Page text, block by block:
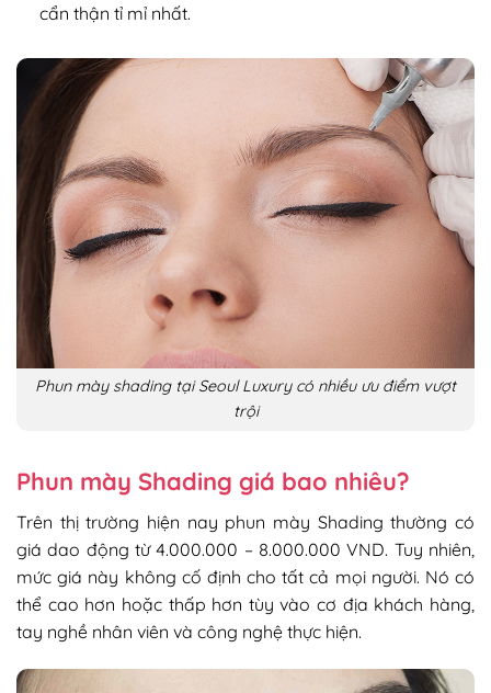
cẩn thận tỉ mỉ nhất.
Phun mày shading tại Seoul Luxury có nhiều ưu điểm vượt
trội
Phun mày Shading giá bao nhiêu?
Trên thị trường hiện nay phun mày Shading thường có
giá dao động từ 4.000.000 – 8.000.000 VND. Tuy nhiên,
mức giá này không cố định cho tất cả mọi người. Nó có
thể cao hơn hoặc thấp hơn tùy vào cơ địa khách hàng,
tay nghề nhân viên và công nghệ thực hiện.